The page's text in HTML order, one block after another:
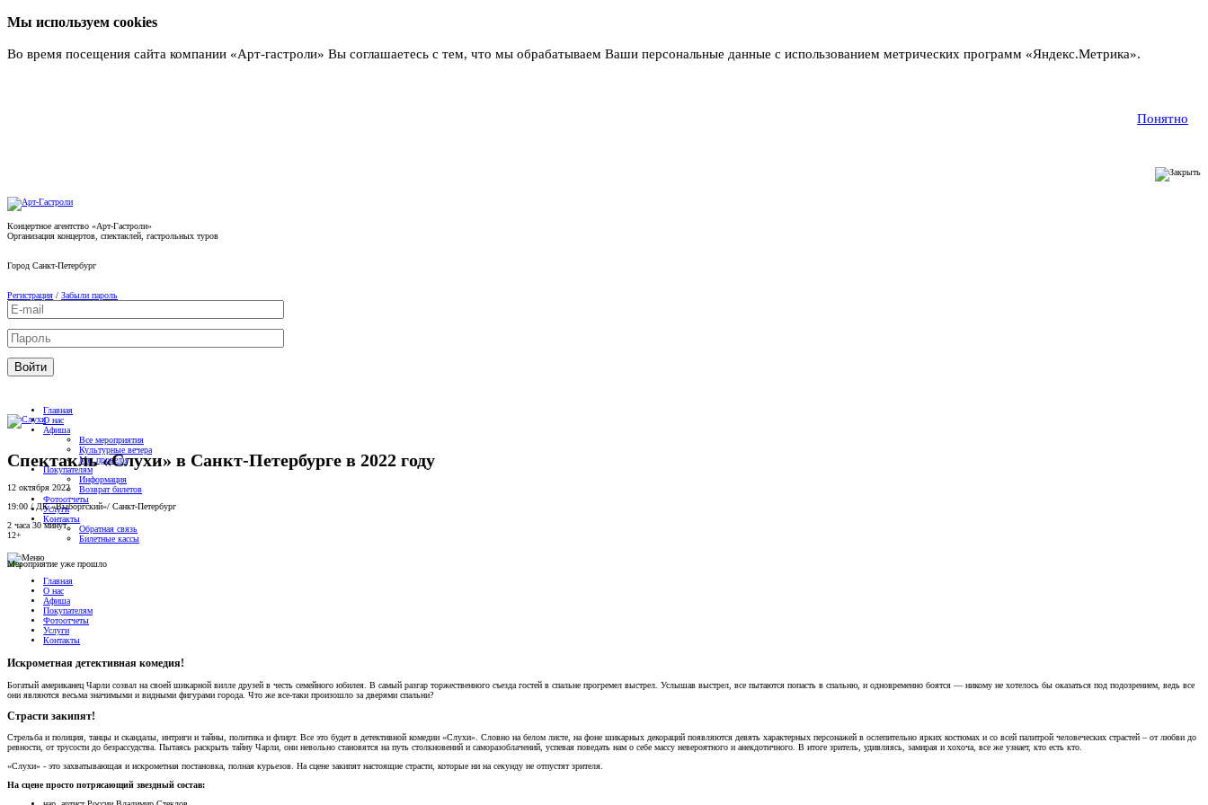
Мы используем cookies
Во время посещения сайта компании «Арт-гастроли» Вы соглашаетесь с тем, что мы обрабатываем Ваши персональные данные с использованием метрических программ «Яндекс.Метрика».
Понятно
Концертное агентство «Арт-Гастроли»
Организация концертов, спектаклей, гастрольных туров
Город Санкт-Петербург
Регистрация / Забыли пароль
Главная
О нас
Афиша
Все мероприятия
Культурные вечера
Мы провели
Покупателям
Информация
Возврат билетов
Фотоотчеты
Услуги
Контакты
Обратная связь
Билетные кассы
Главная
О нас
Афиша
Покупателям
Фотоотчеты
Услуги
Контакты
Спектакль «Слухи» в Санкт-Петербурге в 2022 году
12 октября 2022
19:00 /ДК «Выборгский»/ Санкт-Петербург
2 часа 30 минут
12+
Мероприятие уже прошло
Искрометная детективная комедия!
Богатый американец Чарли созвал на своей шикарной вилле друзей в честь семейного юбилея. В самый разгар торжественного съезда гостей в спальне прогремел выстрел. Услышав выстрел, все пытаются попасть в спальню, и одновременно боятся — никому не хотелось бы оказаться под подозрением, ведь все
они являются весьма значимыми и видными фигурами города. Что же все-таки произошло за дверями спальни?
Страсти закипят!
Стрельба и полиция, танцы и скандалы, интриги и тайны, политика и флирт. Все это будет в детективной комедии «Слухи». Словно на белом листе, на фоне шикарных декораций появляются девять характерных персонажей в ослепительно ярких костюмах и со всей палитрой человеческих страстей – от любви до
ревности, от трусости до безрассудства. Пытаясь раскрыть тайну Чарли, они невольно становятся на путь столкновений и саморазоблачений, успевая поведать нам о себе массу невероятного и анекдотичного. В итоге зритель, удивляясь, замирая и хохоча, все же узнает, кто есть кто.
«Слухи» - это захватывающая и искрометная постановка, полная курьезов. На сцене закипят настоящие страсти, которые ни на секунду не отпустят зрителя.
На сцене просто потрясающий звездный состав: